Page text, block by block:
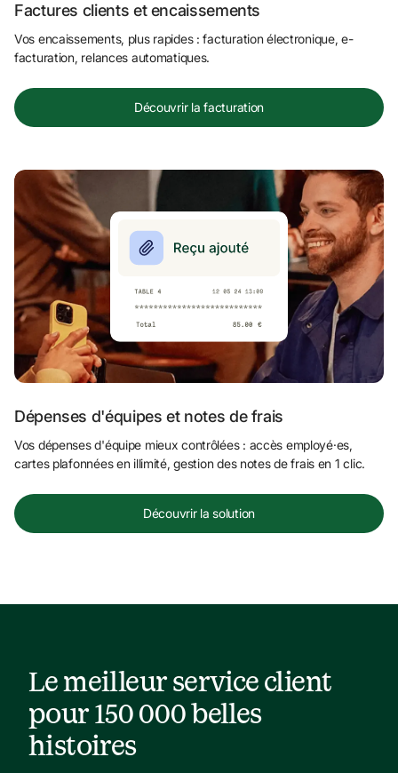
Factures clients et encaissements
Vos encaissements, plus rapides : facturation électronique, e-
facturation, relances automatiques.
Découvrir la facturation
Dépenses d'équipes et notes de frais
Vos dépenses d'équipe mieux contrôlées : accès employé·es,
cartes plafonnées en illimité, gestion des notes de frais en 1 clic.
Découvrir la solution
Le meilleur service client
pour 150 000 belles
histoires